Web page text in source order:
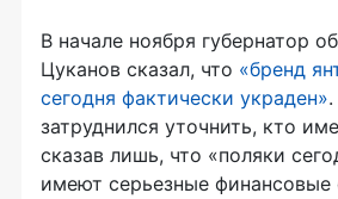
В начале ноября губернатор
Цуканов сказал, что «бренд
сегодня фактически украден»
затруднился уточнить, кто
сказав лишь, что «поляки
имеют серьезные финансовые